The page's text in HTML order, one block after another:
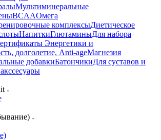
Мультиминеральные
BCAAОмега
комплексыДиетическое
НапиткиГлютаминыДля набора
Энергетики и
долголетие, Anti-ageМагнезия
добавкиБатончикиДля суставов и